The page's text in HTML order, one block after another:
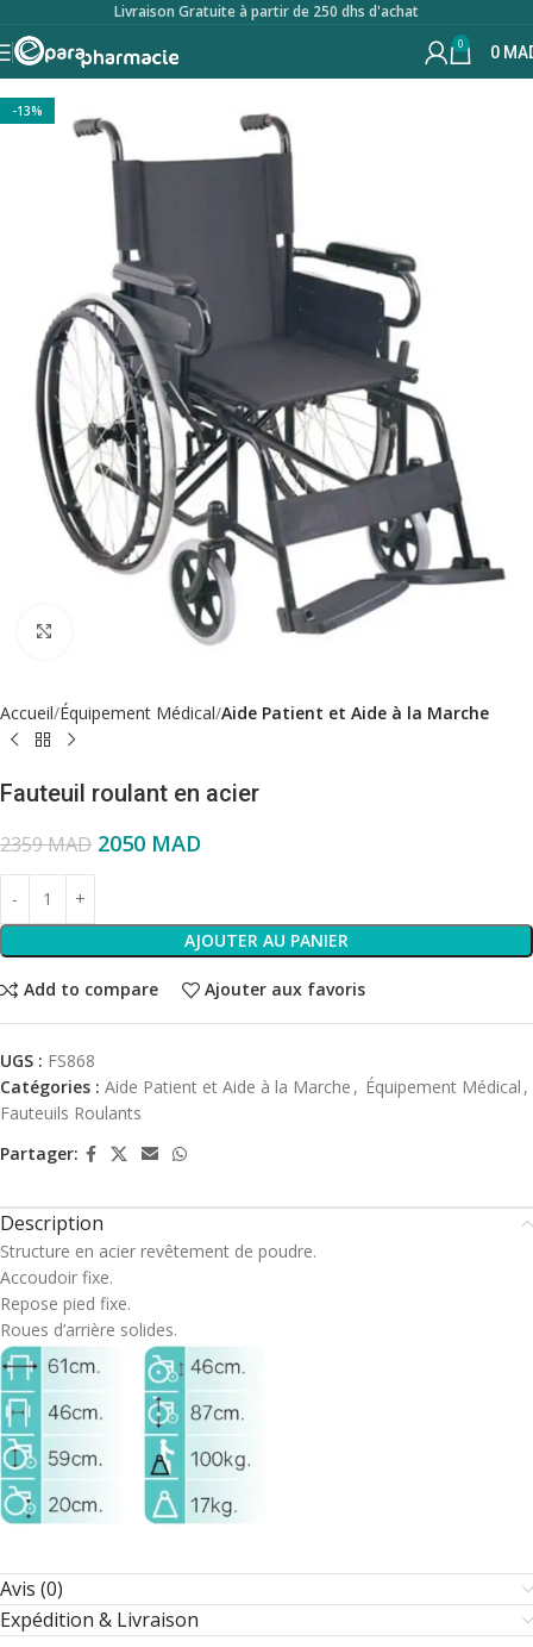
Livraison Gratuite à partir de 250 dhs d'achat
0 0
-13%
Accueil Équipement Médical Aide Patient et Aide à la Marche
Fauteuil roulant en acier
2359MAD 2050 MAD
AJOUTER AU PANIER
Add to compare Ajouter aux favoris
UGS : FS868
Catégories : Aide Patient et Aide à la Marche , Équipement Médical ,
Fauteuils Roulants
Partager:
Description
Structure en acier revêtement de poudre.
Accoudoir fixe.
Repose pied fixe.
Roues d’arrière solides.
Avis (0)
Expédition & Livraison